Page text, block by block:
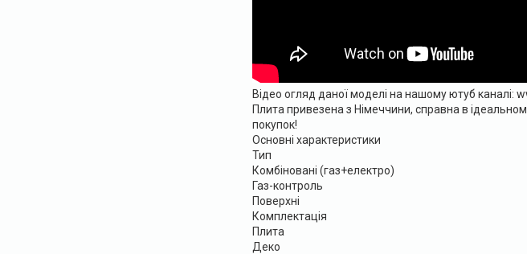
Відео огляд даної моделі на нашому ютуб
Плита привезена з Німеччини, справна в
покупок!
Основні характеристики
Тип
Комбіновані (газ+електро)
Газ-контроль
Поверхні
Комплектація
Плита
Деко